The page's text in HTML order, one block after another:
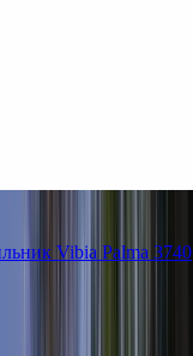
Vibia Palma 3740